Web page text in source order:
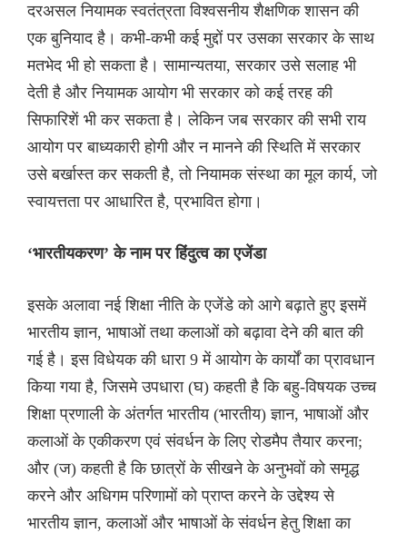
दरअसल नियामक स्वतंत्रता विश्वसनीय शैक्षणिक शासन की
एक बुनियाद है। कभी-कभी कई मुद्दों पर उसका सरकार के साथ
मतभेद भी हो सकता है। सामान्यतया, सरकार उसे सलाह भी
देती है और नियामक आयोग भी सरकार को कई तरह की
सिफारिशें भी कर सकता है। लेकिन जब सरकार की सभी राय
आयोग पर बाध्यकारी होगी और न मानने की स्थिति में सरकार
उसे बर्खास्त कर सकती है, तो नियामक संस्था का मूल कार्य, जो
स्वायत्तता पर आधारित है, प्रभावित होगा।
‘भारतीयकरण’ के नाम पर हिंदुत्व का एजेंडा
इसके अलावा नई शिक्षा नीति के एजेंडे को आगे बढ़ाते हुए इसमें
भारतीय ज्ञान, भाषाओं तथा कलाओं को बढ़ावा देने की बात की
गई है। इस विधेयक की धारा 9 में आयोग के कार्यों का प्रावधान
किया गया है, जिसमे उपधारा (घ) कहती है कि बहु-विषयक उच्च
शिक्षा प्रणाली के अंतर्गत भारतीय (भारतीय) ज्ञान, भाषाओं और
कलाओं के एकीकरण एवं संवर्धन के लिए रोडमैप तैयार करना;
और (ज) कहती है कि छात्रों के सीखने के अनुभवों को समृद्ध
करने और अधिगम परिणामों को प्राप्त करने के उद्देश्य से
भारतीय ज्ञान, कलाओं और भाषाओं के संवर्धन हेतु शिक्षा का